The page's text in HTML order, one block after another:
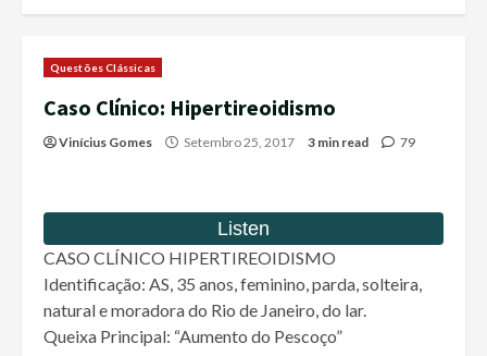
Questões Clássicas
Caso Clínico: Hipertireoidismo
Vinícius Gomes Setembro 25, 2017 3 min read 79
CASO CLÍNICO HIPERTIREOIDISMO
Identificação: AS, 35 anos, feminino, parda, solteira,
natural e moradora do Rio de Janeiro, do lar.
Queixa Principal: “Aumento do Pescoço”